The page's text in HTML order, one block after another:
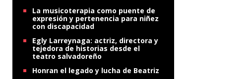
La musicoterapia como puente de
expresión y pertenencia para niñez
con discapacidad
Egly Larreynaga: actriz, directora y
tejedora de historias desde el
teatro salvadoreño
Honran el legado y lucha de Beatriz